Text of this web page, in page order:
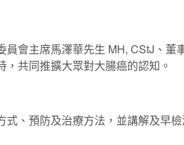
會主席馬澤華先生 MH, CStJ、董
共同推擴大眾對大腸癌的認知。
、預防及治療方法，並講解及早